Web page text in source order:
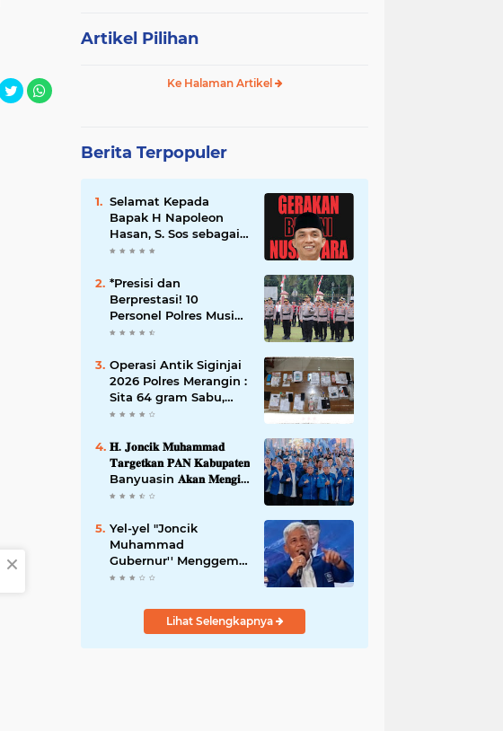
Artikel Pilihan
Ke Halaman Artikel
Berita Terpopuler
Selamat Kepada
Bapak H Napoleon
Hasan, S. Sos sebagai
Ketua DPD G. BRAN
*Presisi dan
Berprestasi! 10
Personel Polres Musi
Rawas Raih
Bergengsi dari
Kapolda Sumsel*
Operasi Antik Siginjai
2026 Polres Merangin :
Sita 64 gram Sabu,
42,46 gram Ganja, 5
Amankan 21 Orang
Tersangka
𝐇. 𝐉𝐨𝐧𝐜𝐢𝐤 𝐌𝐮𝐡𝐚𝐦𝐦𝐚𝐝
𝐓𝐚𝐫𝐠𝐞𝐭𝐤𝐚𝐧 𝐏𝐀𝐍 𝐊𝐚𝐛𝐮𝐩𝐚𝐭𝐞𝐧
Banyuasin 𝐀𝐤𝐚𝐧 𝐌𝐞𝐧𝐠𝐢𝐬𝐢
𝐊𝐮𝐫𝐬𝐢 𝐃𝐞𝐰𝐚𝐧 𝐃𝐚𝐫𝐢 𝐓𝐢𝐧𝐠𝐤𝐚𝐭
𝐑𝐈
Yel-yel "Joncik
Muhammad
Gubernur'' Menggems
di Seantero Sumsel
Lihat Selengkapnya
×